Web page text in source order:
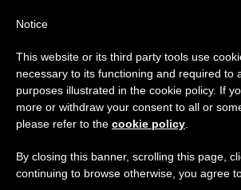
مريم وأعياد مريمية
Notice
This website or its third party tools use
necessary to its functioning and required to
purposes illustrated in the cookie policy. If
more or withdraw your consent to all or
please refer to the cookie policy
By closing this banner, scrolling this page,
continuing to browse otherwise, you agree